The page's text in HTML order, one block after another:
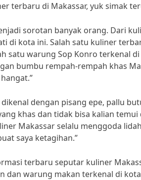
terbaru di Makassar, yuk simak
sorotan banyak orang. Dari
di kota ini. Salah satu kuliner
satu warung Sop Konro terkenal
bumbu rempah-rempah khas
dengan pisang epe, pallu
khas dan tidak bisa kalian
Makassar selalu menggoda
saya ketagihan.”
terbaru seputar kuliner
dan warung makan terkenal di